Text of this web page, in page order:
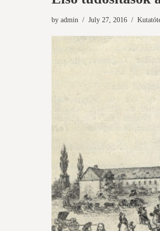
by admin July 27, 2016